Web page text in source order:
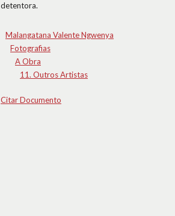
detentora.
Malangatana Valente Ngwenya
Fotografias
A Obra
11. Outros Artistas
Citar Documento